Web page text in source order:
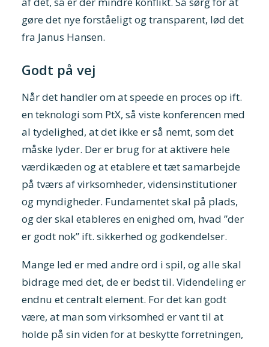
gøre det nye forståeligt og transparent, lød det
fra Janus Hansen.
Godt på vej
Når det handler om at speede en proces op ift.
en teknologi som PtX, så viste konferencen med
al tydelighed, at det ikke er så nemt, som det
måske lyder. Der er brug for at aktivere hele
værdikæden og at etablere et tæt samarbejde
på tværs af virksomheder, vidensinstitutioner
og myndigheder. Fundamentet skal på plads,
og der skal etableres en enighed om, hvad ”der
er godt nok” ift. sikkerhed og godkendelser.
Mange led er med andre ord i spil, og alle skal
bidrage med det, de er bedst til. Videndeling er
endnu et centralt element. For det kan godt
være, at man som virksomhed er vant til at
holde på sin viden for at beskytte forretningen,